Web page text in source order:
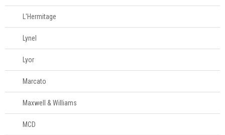
L'Hermitage
Lynel
Lyor
Marcato
Maxwell & Williams
MCD